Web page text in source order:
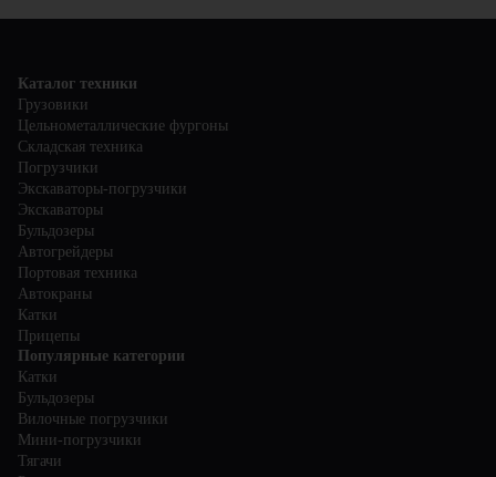
грузов на большие расстояния, башенные краны подходят для
перемещать грузы на различные высоты, что упрощает
оптимизировать использование складского пространства и
улучшить управление складскими операциями.
Каталог техники
Грузовики
Цельнометаллические фургоны
Складская техника
Погрузчики
Экскаваторы-погрузчики
Экскаваторы
Бульдозеры
Автогрейдеры
Портовая техника
Автокраны
Катки
Прицепы
Популярные категории
Катки
Бульдозеры
Вилочные погрузчики
Мини-погрузчики
Тягачи